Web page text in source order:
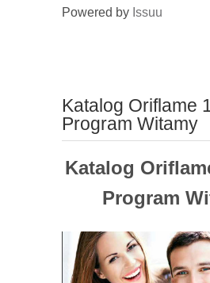
Powered by Issuu
Katalog Oriflame
Program Witamy
Katalog
Program